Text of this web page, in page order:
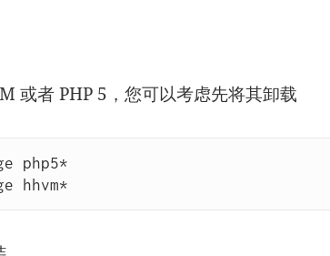
或者 PHP 5，您可以考虑先将其卸载
php5*
hhvm*